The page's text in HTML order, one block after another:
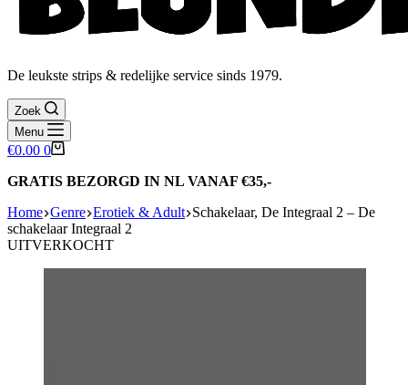
De leukste strips & redelijke service sinds 1979.
Zoek
Menu
Winkelwagen
€0.00 0
GRATIS BEZORGD IN NL VANAF €35,-
Home Genre Erotiek & Adult Schakelaar, De Integraal 2 – De
schakelaar Integraal 2
UITVERKOCHT